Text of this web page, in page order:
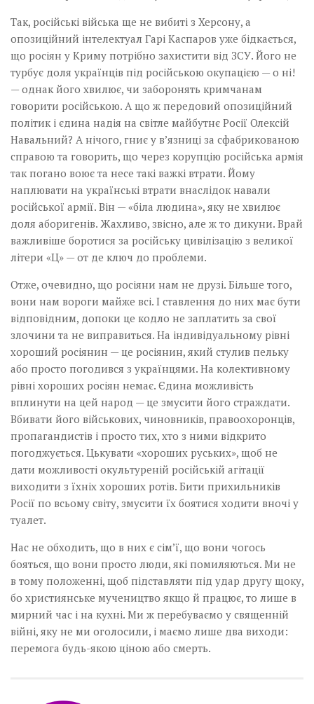
Так, російські війська ще не вибиті з Херсону, а
опозиційний інтелектуал Гарі Каспаров уже бідкається,
що росіян у Криму потрібно захистити від ЗСУ. Його не
турбує доля українців під російською окупацією — о ні!
— однак його хвилює, чи заборонять кримчанам
говорити російською. А що ж передовий опозиційний
політик і єдина надія на світле майбутнє Росії Олексій
Навальний? А нічого, гниє у в’язниці за сфабрикованою
справою та говорить, що через корупцію російська армія
так погано воює та несе такі важкі втрати. Йому
наплювати на українські втрати внаслідок навали
російської армії. Він — «біла людина», яку не хвилює
доля аборигенів. Жахливо, звісно, але ж то дикуни. Врай
важливіше боротися за російську цивілізацію з великої
літери «Ц» — от де ключ до проблеми.
Отже, очевидно, що росіяни нам не друзі. Більше того,
вони нам вороги майже всі. І ставлення до них має бути
відповідним, допоки це кодло не заплатить за свої
злочини та не виправиться. На індивідуальному рівні
хороший росіянин — це росіянин, який стулив пельку
або просто погодився з українцями. На колективному
рівні хороших росіян немає. Єдина можливість
вплинути на цей народ — це змусити його страждати.
Вбивати його військових, чиновників, правоохоронців,
пропагандистів і просто тих, хто з ними відкрито
погоджується. Цькувати «хороших руських», щоб не
дати можливості окультуреній російській агітації
виходити з їхніх хороших ротів. Бити прихильників
Росії по всьому світу, змусити їх боятися ходити вночі у
туалет.
Нас не обходить, що в них є сім’ї, що вони чогось
бояться, що вони просто люди, які помиляються. Ми не
в тому положенні, щоб підставляти під удар другу щоку,
бо християнське мучеництво якщо й працює, то лише в
мирний час і на кухні. Ми ж перебуваємо у священній
війні, яку не ми оголосили, і маємо лише два виходи:
перемога будь-якою ціною або смерть.